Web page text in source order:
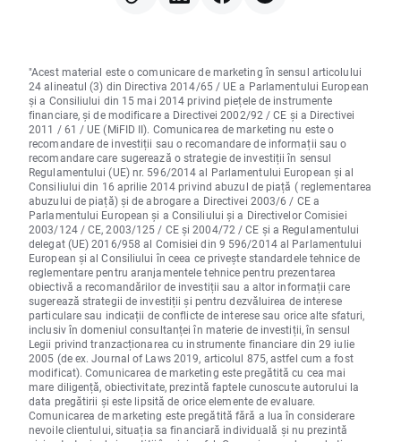
"Acest material este o comunicare de marketing în sensul articolului
24 alineatul (3) din Directiva 2014/65 / UE a Parlamentului European
și a Consiliului din 15 mai 2014 privind piețele de instrumente
financiare, și de modificare a Directivei 2002/92 / CE și a Directivei
2011 / 61 / UE (MiFID II). Comunicarea de marketing nu este o
recomandare de investiții sau o recomandare de informații sau o
recomandare care sugerează o strategie de investiții în sensul
Regulamentului (UE) nr. 596/2014 al Parlamentului European și al
Consiliului din 16 aprilie 2014 privind abuzul de piață ( reglementarea
abuzului de piață) și de abrogare a Directivei 2003/6 / CE a
Parlamentului European și a Consiliului și a Directivelor Comisiei
2003/124 / CE, 2003/125 / CE și 2004/72 / CE și a Regulamentului
delegat (UE) 2016/958 al Comisiei din 9 596/2014 al Parlamentului
European și al Consiliului în ceea ce privește standardele tehnice de
reglementare pentru aranjamentele tehnice pentru prezentarea
obiectivă a recomandărilor de investiții sau a altor informații care
sugerează strategii de investiții și pentru dezvăluirea de interese
particulare sau indicații de conflicte de interese sau orice alte sfaturi,
inclusiv în domeniul consultanței în materie de investiții, în sensul
Legii privind tranzacționarea cu instrumente financiare din 29 iulie
2005 (de ex. Journal of Laws 2019, articolul 875, astfel cum a fost
modificat). Comunicarea de marketing este pregătită cu cea mai
mare diligență, obiectivitate, prezintă faptele cunoscute autorului la
data pregătirii și este lipsită de orice elemente de evaluare.
Comunicarea de marketing este pregătită fără a lua în considerare
nevoile clientului, situația sa financiară individuală și nu prezintă